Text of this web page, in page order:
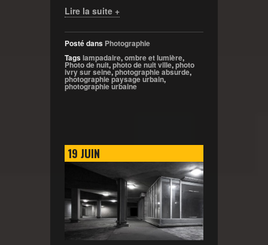
Lire la suite +
Posté dans Photographie
Tagslampadaire,ombre et lumière,
Photo de nuit,photo de nuit ville,photo
ivry sur seine,photographie absurde,
photographie paysage urbain,
photographie urbaine
19 JUIN